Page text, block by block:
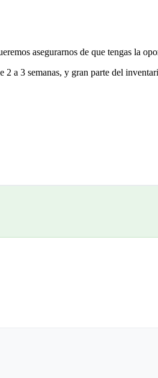
asegurarnos de que tengas la
a 3 semanas, y gran parte del